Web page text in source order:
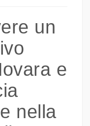
un
e
nella